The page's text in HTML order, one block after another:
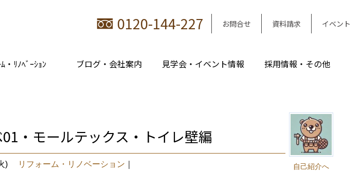
0120-144-227 お問合せ 資料請求 イベント
・ﾘﾉﾍﾞｰｼｮﾝ ブログ・会社案内 見学会・イベント情報 採用情報・その他
自己紹介へ
・モールテックス・トイレ壁編
) リフォーム・リノベーション